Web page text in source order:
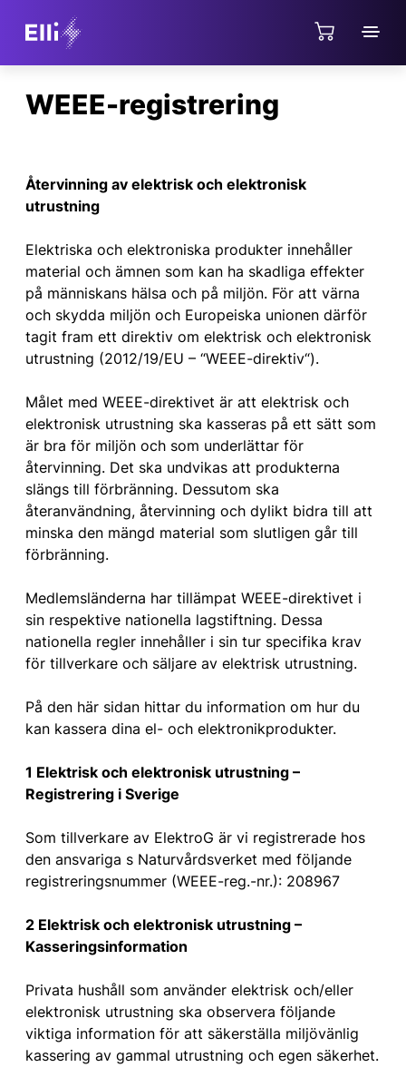
WEEE-registrering
Återvinning av elektrisk och elektronisk
utrustning
Elektriska och elektroniska produkter innehåller
material och ämnen som kan ha skadliga effekter
på människans hälsa och på miljön. För att värna
och skydda miljön och Europeiska unionen därför
tagit fram ett direktiv om elektrisk och elektronisk
utrustning (2012/19/EU – “WEEE-direktiv“).
Målet med WEEE-direktivet är att elektrisk och
elektronisk utrustning ska kasseras på ett sätt som
är bra för miljön och som underlättar för
återvinning. Det ska undvikas att produkterna
slängs till förbränning. Dessutom ska
återanvändning, återvinning och dylikt bidra till att
minska den mängd material som slutligen går till
förbränning.
Medlemsländerna har tillämpat WEEE-direktivet i
sin respektive nationella lagstiftning. Dessa
nationella regler innehåller i sin tur specifika krav
för tillverkare och säljare av elektrisk utrustning.
På den här sidan hittar du information om hur du
kan kassera dina el- och elektronikprodukter.
1 Elektrisk och elektronisk utrustning –
Registrering i Sverige
Som tillverkare av ElektroG är vi registrerade hos
den ansvariga s Naturvårdsverket med följande
registreringsnummer (WEEE-reg.-nr.): 208967
2 Elektrisk och elektronisk utrustning –
Kasseringsinformation
Privata hushåll som använder elektrisk och/eller
elektronisk utrustning ska observera följande
viktiga information för att säkerställa miljövänlig
kassering av gammal utrustning och egen säkerhet.